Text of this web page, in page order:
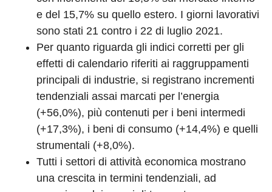
e del 15,7% su quello estero. I giorni lavorativi
sono stati 21 contro i 22 di luglio 2021.
Per quanto riguarda gli indici corretti per gli
effetti di calendario riferiti ai raggruppamenti
principali di industrie, si registrano incrementi
tendenziali assai marcati per l’energia
(+56,0%), più contenuti per i beni intermedi
(+17,3%), i beni di consumo (+14,4%) e quelli
strumentali (+8,0%).
Tutti i settori di attività economica mostrano
una crescita in termini tendenziali, ad